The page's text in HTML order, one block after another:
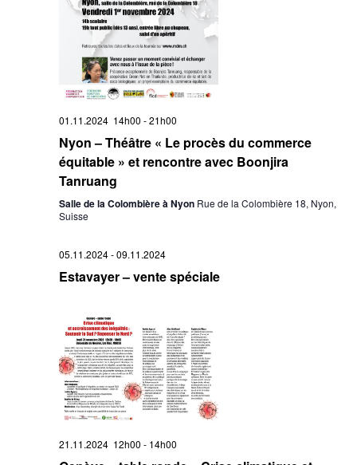
01.11.2024 14h00 -21h00
Nyon – Théâtre « Le procès du commerce
équitable » et rencontre avec Boonjira
Tanruang
Salle de la Colombière à Nyon Rue de la Colombière 18, Nyon,
Suisse
05.11.2024-09.11.2024
Estavayer – vente spéciale
21.11.2024 12h00 - 14h00